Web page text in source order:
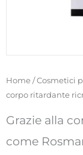
Home/Cosmetici
corpo ritardante
Grazie alla
come